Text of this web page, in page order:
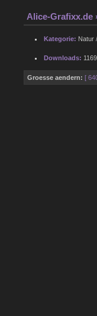
Alice-Grafixx.de
Kategorie: Natur
Downloads:
Groesse aendern: [